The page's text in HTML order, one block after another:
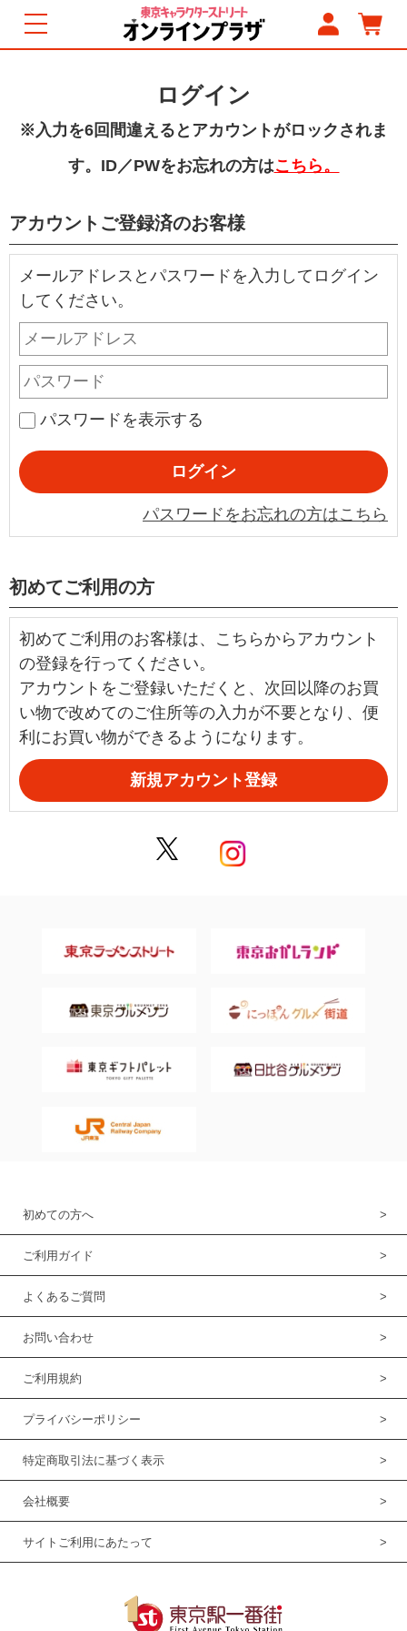
ログイン
※入力を6回間違えるとアカウントがロックされま
す。ID／PWをお忘れの方はこちら。
アカウントご登録済のお客様
メールアドレスとパスワードを入力してログイン
してください。
パスワードを表示する
パスワードをお忘れの方はこちら
初めてご利用の方
初めてご利用のお客様は、こちらからアカウント
の登録を行ってください。
アカウントをご登録いただくと、次回以降のお買
い物で改めてのご住所等の入力が不要となり、便
利にお買い物ができるようになります。
初めての方へ
ご利用ガイド
よくあるご質問
お問い合わせ
ご利用規約
プライバシーポリシー
特定商取引法に基づく表示
会社概要
サイトご利用にあたって